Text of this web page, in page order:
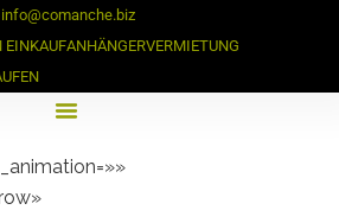
info@comanche.biz
EINKAUFANHÄNGERVERMIETUNG